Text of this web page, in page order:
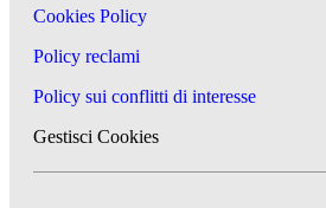
Cookies Policy
Policy reclami
Policy sui conflitti di interesse
Gestisci Cookies